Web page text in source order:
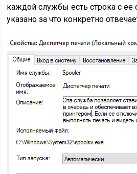
каждой службы есть строка с ее
указано за что конкретно